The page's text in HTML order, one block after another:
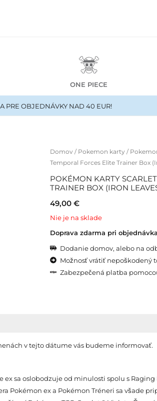
ONE PIECE
PRE OBJEDNÁVKY NAD 40 EUR!
Domov / Pokemon karty /
Temporal Forces Elite Trainer Box
POKÉMON KARTY
TRAINER BOX (IRON
49,00 €
Nie je na sklade
Doprava zdarma pri
Dodanie domov, alebo na
Možnosť vrátiť nepoškodený
Zabezpečená platba
v tejto dátume vás budeme informovať.
sa oslobodzuje od minulosti spolu s
Pokémon ex a Pokémon Tréneri sa všade